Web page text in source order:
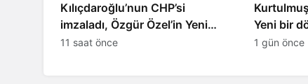
Kılıçdaroğlu’nun CHP’si
imzaladı, Özgür Özel’in Yeni
Parti’si ve İYİ Parti imzalamadı:
11 saat önce
Yeni bir
aralanıyor
1 gün önce